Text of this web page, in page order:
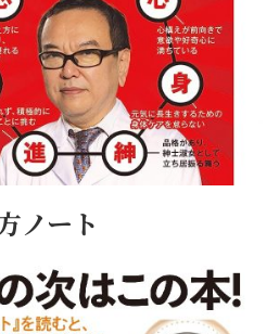
ノート